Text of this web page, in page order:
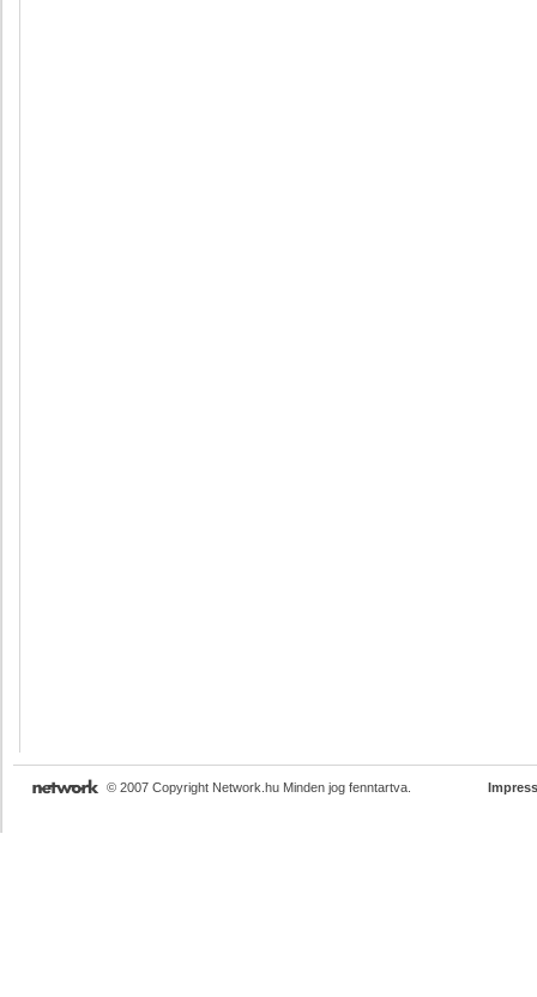
© 2007 Copyright Network.hu Minden jog fenntartva.